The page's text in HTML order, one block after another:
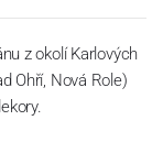
z okolí Karlových
Ohří, Nová Role)